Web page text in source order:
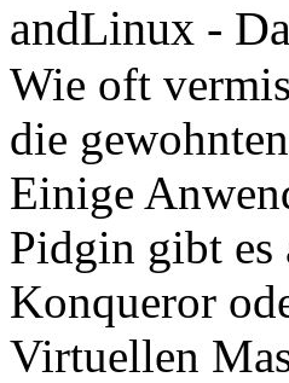
andLinux -
Wie oft
die
Einige
Pidgin gibt es
Konqueror
Virtuellen